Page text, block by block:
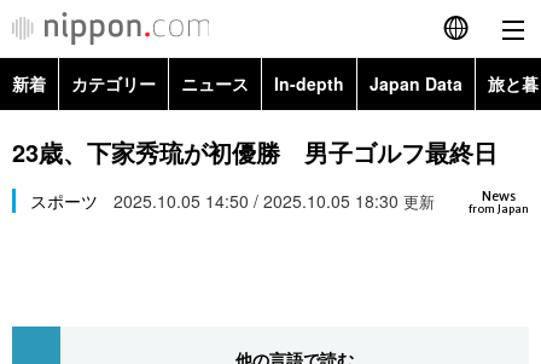
English
简体字
繁體字
新着 カテゴリー ニュース In-depth Japan Data 旅と
政治・外交
経済・ビジネス
社会
Topics
Images
23歳、下家秀琉が初優勝 男子ゴルフ最終日
News
from Japan
スポーツ 2025.10.05 14:50 / 2025.10.05 18:30 更新
他の言語で読む